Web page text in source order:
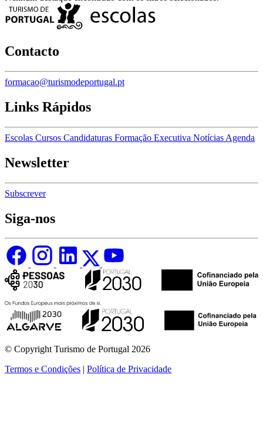
Contacto
formacao@turismodeportugal.pt
Links Rápidos
Escolas Cursos Candidaturas Formação Executiva Notícias Agenda
Newsletter
Subscrever
Siga-nos
© Copyright Turismo de Portugal 2026
Termos e Condições | Política de Privacidade